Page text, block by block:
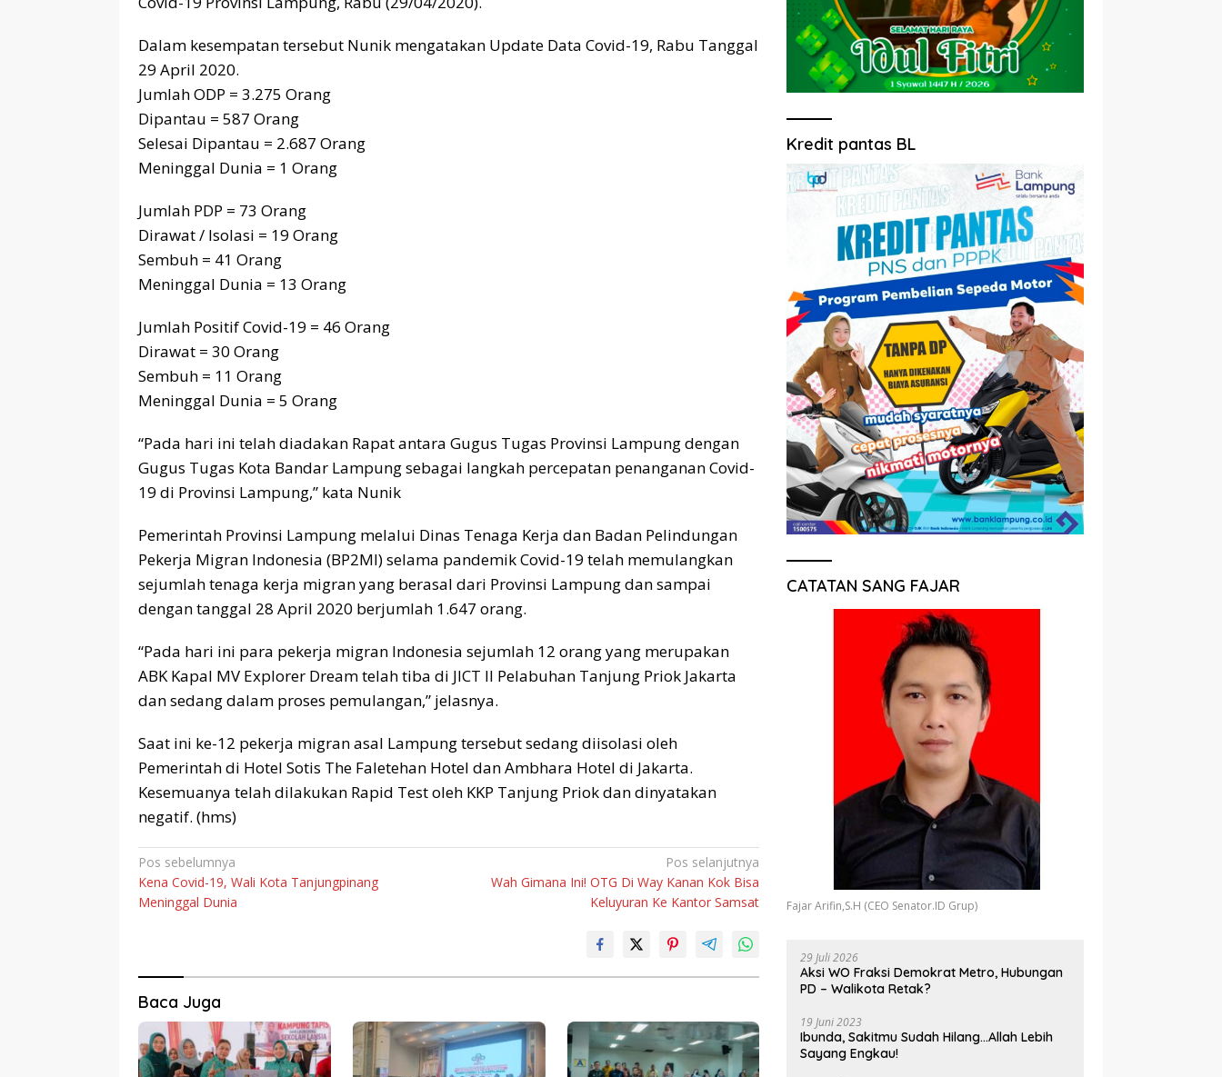
Dalam kesempatan tersebut Nunik mengatakan Update Data Covid-19, Rabu Tanggal
29 April 2020.
Jumlah ODP = 3.275 Orang
Dipantau = 587 Orang
Selesai Dipantau = 2.687 Orang
Meninggal Dunia = 1 Orang
Jumlah PDP = 73 Orang
Dirawat / Isolasi = 19 Orang
Sembuh = 41 Orang
Meninggal Dunia = 13 Orang
Jumlah Positif Covid-19 = 46 Orang
Dirawat = 30 Orang
Sembuh = 11 Orang
Meninggal Dunia = 5 Orang
“Pada hari ini telah diadakan Rapat antara Gugus Tugas Provinsi Lampung dengan
Gugus Tugas Kota Bandar Lampung sebagai langkah percepatan penanganan Covid-
19 di Provinsi Lampung,” kata Nunik
Pemerintah Provinsi Lampung melalui Dinas Tenaga Kerja dan Badan Pelindungan
Pekerja Migran Indonesia (BP2MI) selama pandemik Covid-19 telah memulangkan
sejumlah tenaga kerja migran yang berasal dari Provinsi Lampung dan sampai
dengan tanggal 28 April 2020 berjumlah 1.647 orang.
“Pada hari ini para pekerja migran Indonesia sejumlah 12 orang yang merupakan
ABK Kapal MV Explorer Dream telah tiba di JICT II Pelabuhan Tanjung Priok Jakarta
dan sedang dalam proses pemulangan,” jelasnya.
Saat ini ke-12 pekerja migran asal Lampung tersebut sedang diisolasi oleh
Pemerintah di Hotel Sotis The Faletehan Hotel dan Ambhara Hotel di Jakarta.
Kesemuanya telah dilakukan Rapid Test oleh KKP Tanjung Priok dan dinyatakan
negatif. (hms)
Navigasi
pos
Pos sebelumnya
Kena Covid-19, Wali Kota Tanjungpinang
Meninggal Dunia
Pos selanjutnya
Wah Gimana Ini! OTG Di Way Kanan Kok Bisa
Keluyuran Ke Kantor Samsat
Baca Juga
Kredit pantas BL
CATATAN SANG FAJAR
Fajar Arifin,S.H (CEO Senator.ID Grup)
29 Juli 2026
Aksi WO Fraksi Demokrat Metro, Hubungan
PD – Walikota Retak?
19 Juni 2023
Ibunda, Sakitmu Sudah Hilang…Allah Lebih
Sayang Engkau!